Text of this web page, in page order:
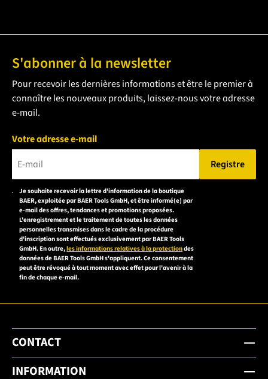
S'abonner à la newsletter
Pour recevoir les dernières informations et être le premier à
connaître les nouveaux produits, laissez-nous votre adresse
e-mail.
Votre adresse e-mail
Veuillez saisir une adresse e-mail valide.
Registre
Je souhaite recevoir la lettre d'information de la boutique
BAER, exploitée par BAER Tools GmbH, et être informé(e) par
e-mail des offres, tendances et promotions proposées.
L'enregistrement et le traitement de toutes les données
personnelles transmises dans le cadre de la procédure
d'inscription sont effectués exclusivement par BAER Tools
GmbH. En outre,les informations relatives à la protectiondes
données de BAER Tools GmbH s'appliquent. Ce consentement
peut être révoqué à tout moment avec effet pour l'avenir à la
fin de chaque e-mail.
CONTACT
INFORMATION